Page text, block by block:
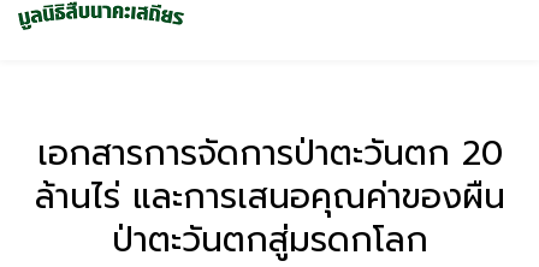
เอกสารการจัดการป่าตะวันตก 20
ล้านไร่ และการเสนอคุณค่าของผืน
ป่าตะวันตกสู่มรดกโลก